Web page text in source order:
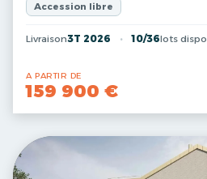
Accession libre
Livraison3T 2026 10/36lots dispo
A PARTIR DE
159 900 €